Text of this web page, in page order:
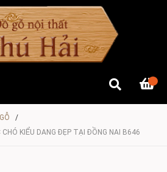
/
CHÓ KIỂU DANG ĐẸP TẠI ĐỒNG NAI B646